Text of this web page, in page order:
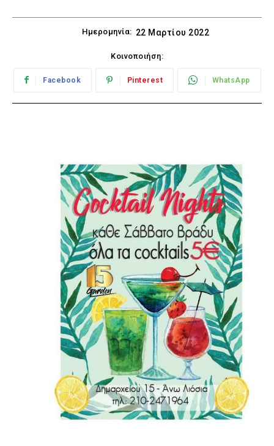
Ημερομηνία: 22 Μαρτίου 2022
Κοινοποιήση:
Facebook Pinterest WhatsApp